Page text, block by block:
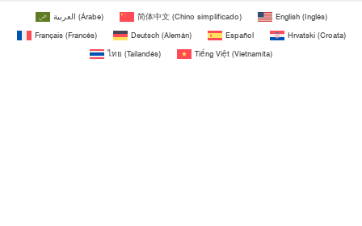
العربية (Árabe) 简体中文(Chino simplificado) English(Inglés)
Français(Francés) Deutsch(Alemán) Español Hrvatski(Croata)
ไทย (Tailandés) Tiếng Việt (Vietnamita)